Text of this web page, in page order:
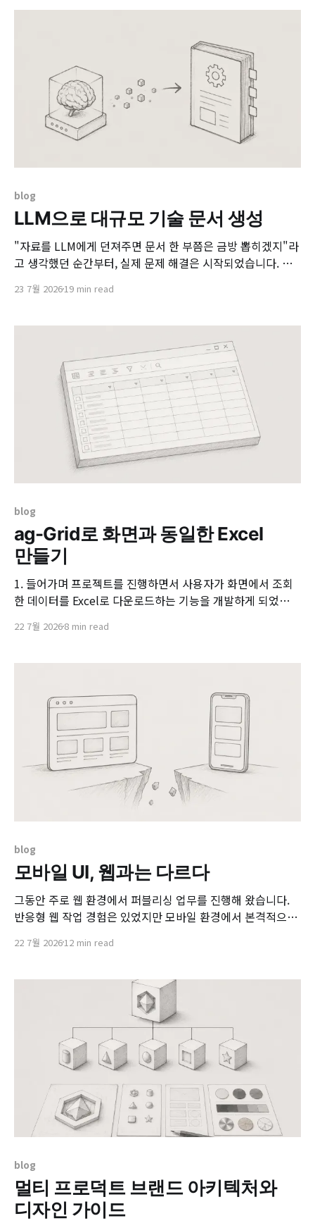
랜 시간을 쏟기 어렵습니다. 현장 인력 관리 플랫폼 프로젝트
blog
LLM으로 대규모 기술 문서 생성
"자료를 LLM에게 던져주면 문서 한 부쯤은 금방 뽑히겠지"라
고 생각했던 순간부터, 실제 문제 해결은 시작되었습니다. 최
경계(Bounded Context)와 수백 개의 서비스를 정리한 대규
트로 구성된 서비스 카탈로그 엑셀과, 기존 분류 체계를 정리
23 7월 202619 min read
blog
ag-Grid로 화면과 동일한 Excel
만들기
1. 들어가며 프로젝트를 진행하면서 사용자가 화면에서 조회
한 데이터를 Excel로 다운로드하는 기능을 개발하게 되었습니
서 보는 형태와 최대한 동일한 결과를 Excel에서도 제공하는
상이 변경되거나, 특정 행이 강조 표시되거나, 헤더에 별도의
22 7월 20268 min read
blog
모바일 UI, 웹과는 다르다
그동안 주로 웹 환경에서 퍼블리싱 업무를 진행해 왔습니다.
반응형 웹 작업 경험은 있었지만 모바일 환경에서 본격적으로
처음에는 모바일도 결국 웹 기술 기반이기 때문에 기존 방식과
을 진행하면서 모바일은 단순히 화면 크기가 작은 웹이 아니라
22 7월 202612 min read
blog
멀티 프로덕트 브랜드 아키텍처와
디자인 가이드